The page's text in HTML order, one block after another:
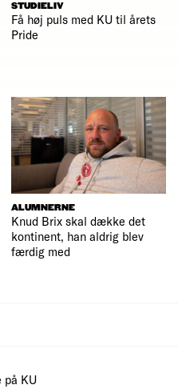
STUDIELIV
Få høj puls med KU til årets
Pride
ALUMNERNE
Knud Brix skal dække det
kontinent, han aldrig blev
færdig med
på KU